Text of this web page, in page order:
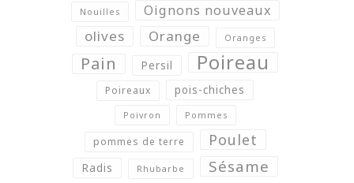
Nouilles Oignons nouveaux
olives Orange Oranges
Pain Persil Poireau
Poireaux pois-chiches
Poivron Pommes
pommes de terre Poulet
Radis Rhubarbe Sésame